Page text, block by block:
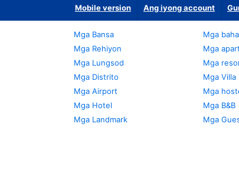
Mobile version Ang iyong account
Mga Bansa
Mga Rehiyon
Mga Lungsod
Mga Distrito
Mga Airport
Mga Hotel
Mga Landmark
Mga
Mga
Mga
Mga Villa
Mga
Mga B&B
Mga